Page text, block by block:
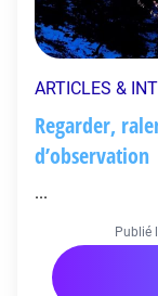
ARTICLES &
Regarder,
d’observation
...
Publié